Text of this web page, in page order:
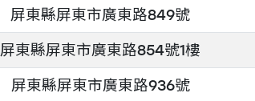
屏東縣屏東市廣東路849號
屏東縣屏東市廣東路854號1樓
屏東縣屏東市廣東路936號